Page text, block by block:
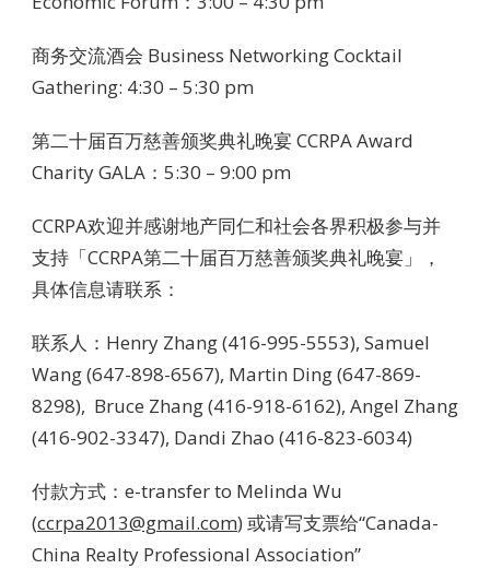
商务交流酒会 Business Networking Cocktail
Gathering: 4:30 – 5:30 pm
第二十届百万慈善颁奖典礼晚宴 CCRPA Award
Charity GALA：5:30 – 9:00 pm
CCRPA欢迎并感谢地产同仁和社会各界积极参与并
支持「CCRPA第二十届百万慈善颁奖典礼晚宴」，
具体信息请联系：
联系人：Henry Zhang (416-995-5553), Samuel
Wang (647-898-6567), Martin Ding (647-869-
8298), Bruce Zhang (416-918-6162), Angel Zhang
(416-902-3347), Dandi Zhao (416-823-6034)
付款方式：e-transfer to Melinda Wu
(ccrpa2013@gmail.com) 或请写支票给“Canada-
China Realty Professional Association”